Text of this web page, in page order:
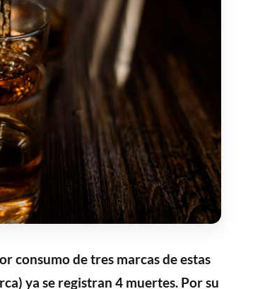
consumo de tres marcas de estas
ya se registran 4 muertes. Por su